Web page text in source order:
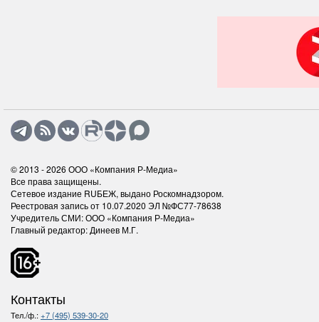
© 2013 - 2026 ООО «Компания Р-Медиа»
Все права защищены.
Сетевое издание RUБЕЖ, выдано Роскомнадзором.
Реестровая запись от 10.07.2020 ЭЛ №ФС77-78638
Учредитель СМИ: ООО «Компания Р-Медиа»
Главный редактор: Динеев М.Г.
Контакты
Тел./ф.:+7 (495) 539-30-20